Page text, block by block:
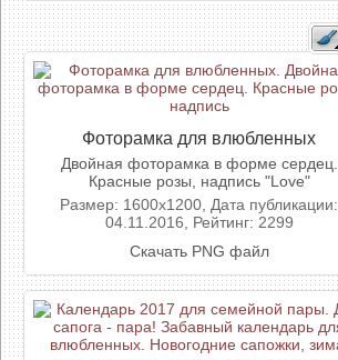
Фоторамка для влюбленных
Двойная фоторамка в форме сердец.
Красные розы, надпись "Love"
Размер: 1600x1200, Дата публикации:
04.11.2016, Рейтинг: 2299
Скачать PNG файл